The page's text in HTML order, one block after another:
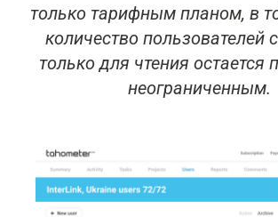
только тарифным планом, в
количество пользователей
только для чтения остается
неограниченным.